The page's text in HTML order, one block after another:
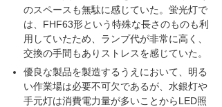
のスペースも無駄に感じていた。蛍光灯で
は、FHF63形という特殊な長さのものも利
用していたため、ランプ代が非常に高く、
交換の手間もありストレスを感じていた。
優良な製品を製造するうえにおいて、明る
い作業場は必要不可欠であるが、水銀灯や
手元灯は消費電力量が多いことからLED照